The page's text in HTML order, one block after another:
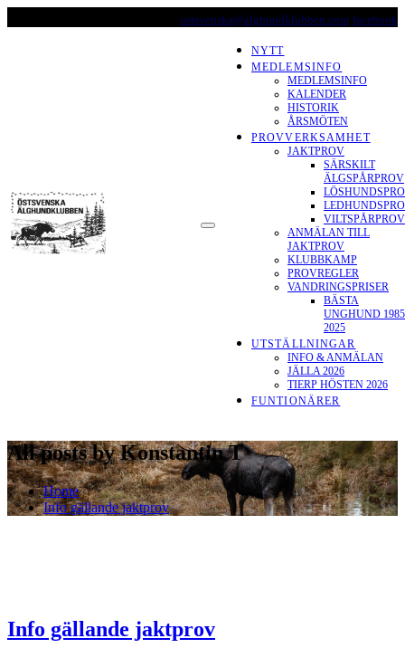
to
ostsvenska@alghundklubben.com facebook
ÖSTSVENSKA
ÄLGHUNDKLUBBEN
NYTT
MEDLEMSINFO
MEDLEMSINFO
KALENDER
HISTORIK
ÅRSMÖTEN
PROVVERKSAMHET
JAKTPROV
SÄRSKILT
ÄLGSPÅRPROV
VILTSPÅRPROV
ANMÄLAN TILL
JAKTPROV
KLUBBKAMP
PROVREGLER
VANDRINGSPRISER
BÄSTA
UNGHUND
2025
UTSTÄLLNINGAR
INFO & ANMÄLAN
JÄLLA 2026
TIERP HÖSTEN 2026
FUNTIONÄRER
All posts by Konstantin T
Home
Info gällande jaktprov
Info gällande jaktprov